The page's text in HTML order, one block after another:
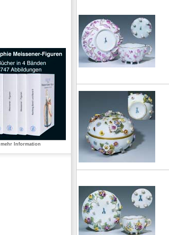
mehr Information